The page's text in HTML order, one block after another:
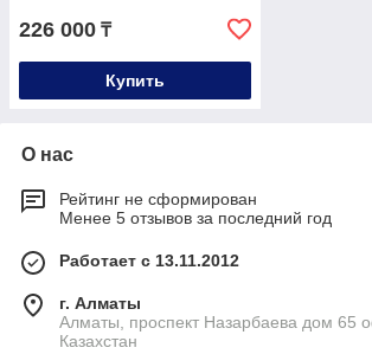
226 000 ₸
Купить
О нас
Рейтинг не сформирован
Менее 5 отзывов за последний год
Работает с 13.11.2012
г. Алматы
Алматы, проспект Назарбаева дом 65
Казахстан